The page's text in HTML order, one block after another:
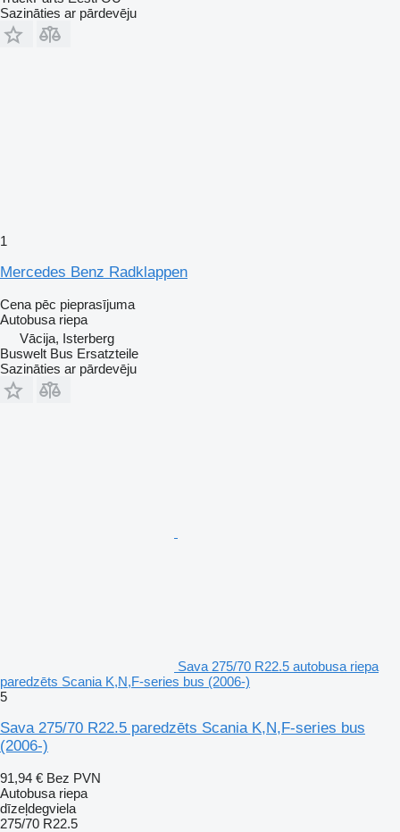
Sazināties ar pārdevēju
1
Mercedes Benz Radklappen
Cena pēc pieprasījuma
Autobusa riepa
Vācija, Isterberg
Buswelt Bus Ersatzteile
Sazināties ar pārdevēju
Sava 275/70 R22.5 autobusa riepa
paredzēts Scania K,N,F-series bus (2006-)
5
Sava 275/70 R22.5 paredzēts Scania K,N,F-series bus
(2006-)
91,94 € Bez PVN
Autobusa riepa
dīzeļdegviela
275/70 R22.5